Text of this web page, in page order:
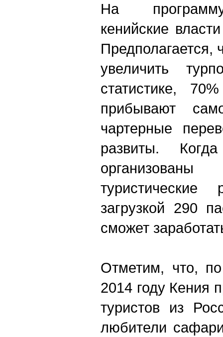
На
кенийские
Предполагается,
увеличить
статистике,
прибывают
чартерные
развиты.
организованы
загрузкой 290
сможет
Отметим, что,
2014 году Кения
туристов из
любители